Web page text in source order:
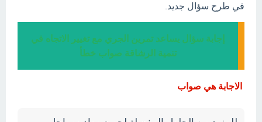
في طرح سؤال جديد.
إجابة سؤال يساعد تمرين الجري مع تغيير الاتجاه في
تنمية الرشاقة صواب خطأ
الاجابة هي صواب